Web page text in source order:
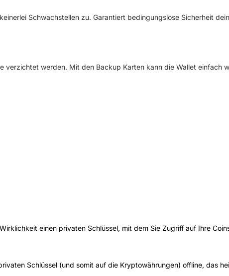
Schwachstellen zu. Garantiert bedingungslose Sicherheit
werden. Mit den Backup Karten kann die Wallet einfach
einen privaten Schlüssel, mit dem Sie Zugriff auf Ihre
Schlüssel (und somit auf die Kryptowährungen) offline, das